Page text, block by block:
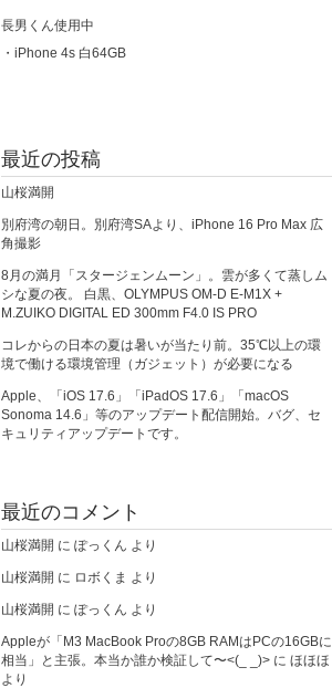
長男くん使用中
・iPhone 4s 白64GB
最近の投稿
山桜満開
別府湾の朝日。別府湾SAより、iPhone 16 Pro Max 広
角撮影
8月の満月「スタージェンムーン」。雲が多くて蒸しム
シな夏の夜。 白黒、OLYMPUS OM-D E-M1X +
M.ZUIKO DIGITAL ED 300mm F4.0 IS PRO
コレからの日本の夏は暑いが当たり前。35℃以上の環
境で働ける環境管理（ガジェット）が必要になる
Apple、「iOS 17.6」「iPadOS 17.6」「macOS
Sonoma 14.6」等のアップデート配信開始。バグ、セ
キュリティアップデートです。
最近のコメント
山桜満開 に ぽっくん より
山桜満開 に ロボくま より
山桜満開 に ぽっくん より
Appleが「M3 MacBook Proの8GB RAMはPCの16GBに
相当」と主張。本当か誰か検証して〜<(_ _)> に ほほほ
より